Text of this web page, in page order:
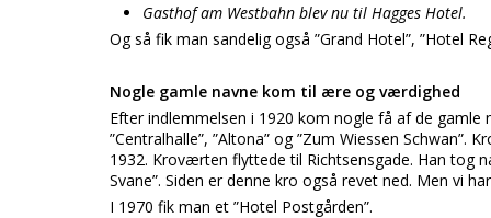
Gasthof am Westbahn blev nu til Hagges Hotel.
Og så fik man sandelig også ”Grand Hotel”, ”Hotel
Nogle gamle navne kom til ære og værdighed
Efter indlemmelsen i 1920 kom nogle få af de
”Centralhalle”, ”Altona” og ”Zum Wiessen Schwan”.
1932. Kroværten flyttede til Richtsensgade. Han tog
Svane”. Siden er denne kro også revet ned. Men vi
I 1970 fik man et ”Hotel Postgården”.